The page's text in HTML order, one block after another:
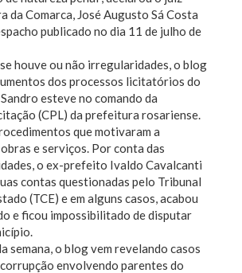
da Comarca, José Augusto Sá Costa
publicado no dia 11 de julho de
houve ou não irregularidades, o blog
dos processos licitatórios do
esteve no comando da
(CPL) da prefeitura rosariense.
que motivaram a
e serviços. Por conta das
o ex-prefeito Ivaldo Cavalcanti
contas questionadas pelo Tribunal
(TCE) e em alguns casos, acabou
e ficou impossibilitado de disputar
semana, o blog vem revelando casos
envolvendo parentes do